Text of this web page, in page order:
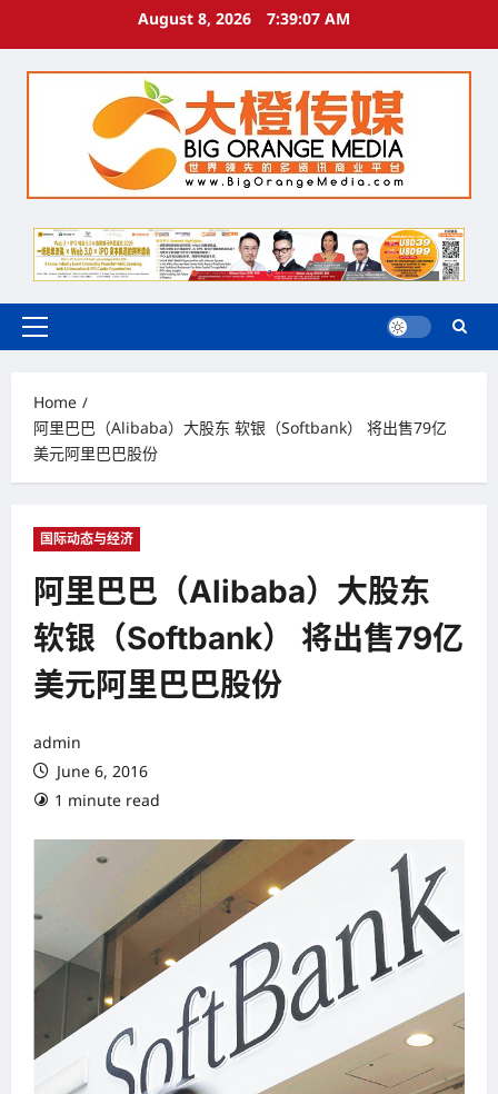
August 8, 2026 7:39:08 AM
Primary
Home
阿里巴巴（Alibaba）大股东 软银（Softbank） 将出售79亿
美元阿里巴巴股份
国际动态与经济
阿里巴巴（Alibaba）大股东
软银（Softbank） 将出售79亿
美元阿里巴巴股份
admin
June 6, 2016
1 minute read